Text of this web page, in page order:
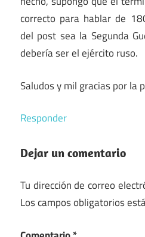
correcto para hablar de
del post sea la Segunda
debería ser el ejército ruso.
Saludos y mil gracias por la
Responder
Dejar un comentario
Tu dirección de correo
Los campos obligatorios